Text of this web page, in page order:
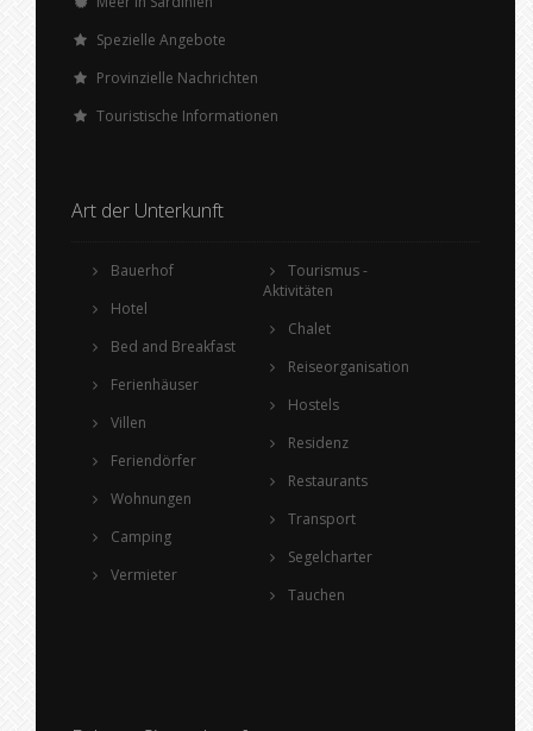
Spezielle Angebote
Provinzielle Nachrichten
Touristische Informationen
Art der Unterkunft
Bauerhof
Hotel
Bed and Breakfast
Ferienhäuser
Villen
Feriendörfer
Wohnungen
Camping
Vermieter
Tourismus -
Aktivitäten
Chalet
Reiseorganisation
Hostels
Residenz
Restaurants
Transport
Segelcharter
Tauchen